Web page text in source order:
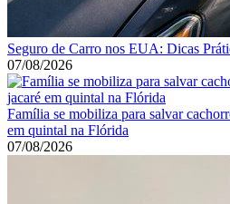
Seguro de Carro nos EUA: Dicas
07/08/2026
Família se mobiliza para salvar
em quintal na Flórida
07/08/2026